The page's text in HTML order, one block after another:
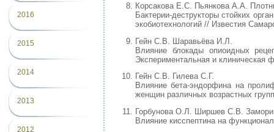
2016
2015
2014
2013
2012
Корсакова Е.С. Пьянкова А.А.
Бактерии-деструкторы стойких
экобиотехнологий // Известия
Гейн С.В. Шаравьёва И.Л.
Влияние блокады опиоидных
Экcпеpиментальная и
Гейн С.В. Гилева С.Г.
Влияние бета-эндорфина на
женщин различных возрастных
Горбунова О.Л. Ширшев С.В.
Влияние кисспептина на